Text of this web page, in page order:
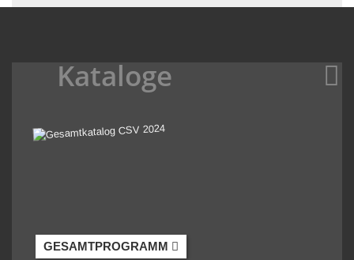
Kataloge
GESAMTPROGRAMM